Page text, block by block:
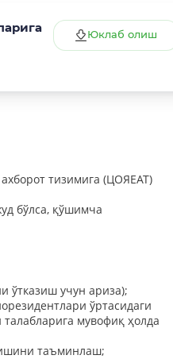
Юклаб олиш
тизимига (ЦОЯЕАТ)
бўлса, қўшимча
ўтказиш учун ариза);
ўртасидаги
мувофиқ ҳолда
таъминлаш;